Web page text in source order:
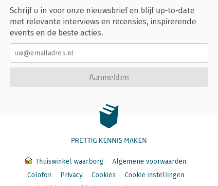
Schrijf u in voor onze nieuwsbrief en blijf up-to-date
met relevante interviews en recensies, inspirerende
events en de beste acties.
Aanmelden
PRETTIG KENNIS MAKEN
Thuiswinkel waarborg
Algemene voorwaarden
Colofon
Privacy Cookies
Cookie instellingen